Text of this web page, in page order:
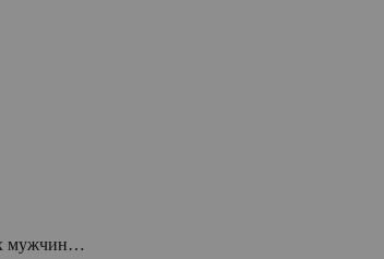
мужчин…